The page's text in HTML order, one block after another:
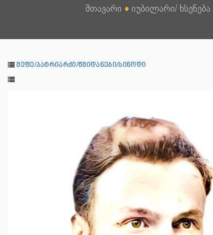
მთავარი ● იუბილარი/ ხსენება
მეფე/პატრიარქი/წმიდანები/სინოდი